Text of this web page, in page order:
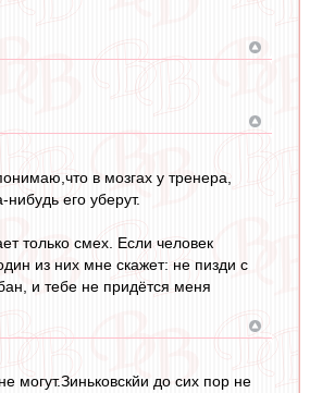
в мозгах у тренера,
его уберут.
только смех. Если человек
из них мне скажет: не пизди с
и тебе не придётся меня
могут.Зиньковскйи до сих пор не